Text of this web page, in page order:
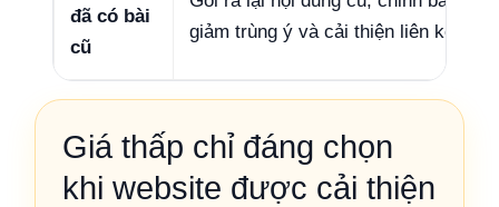
đã có bài
cũ
giảm trùng ý và cải thiện liên kết nội
Giá thấp chỉ đáng chọn
khi website được cải thiện